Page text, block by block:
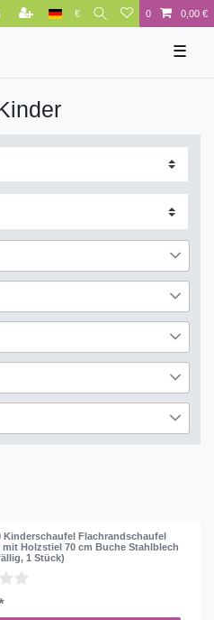
€ 0 0,00 €
☰
5
1
1
― €
1
Kinderschaufel Flachrandschaufel
Holzstiel 70 cm Buche Stahlblech
1 Stück)